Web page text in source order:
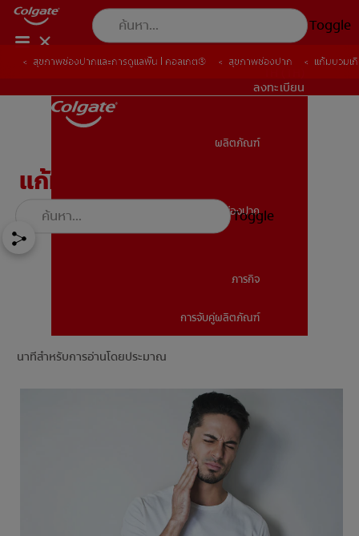
Toggle
ลงทะเบียน
ผลิตภัณฑ์
สุขภาพช่องปาก
ภารกิจ
การจับคู่ผลิตภัณฑ์
Toggle
สุขภาพช่องปากและการดูแลฟัน | คอลเกต® สุขภาพช่องปาก แก้มบวมเ
แก้มบวมเกิดจากอะไร?
นาทีสำหรับการอ่านโดยประมาณ